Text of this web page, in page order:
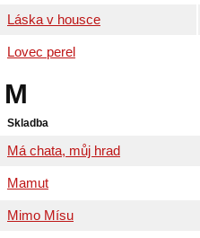
Láska v housce
Lovec perel
M
Skladba
Má chata, můj hrad
Mamut
Mimo Mísu